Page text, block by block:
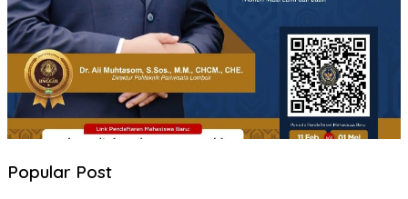
Popular Post